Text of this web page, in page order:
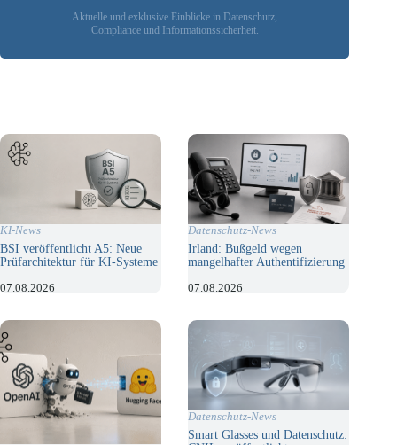
Aktuelle und exklusive Einblicke in Datenschutz,
Compliance und Informationssicherheit.
KI-News
BSI veröffentlicht A5: Neue
Prüfarchitektur für KI-Systeme
07.08.2026
Datenschutz-News
Irland: Bußgeld wegen
mangelhafter Authentifizierung
07.08.2026
Datenschutz-News
Smart Glasses und Datenschutz: